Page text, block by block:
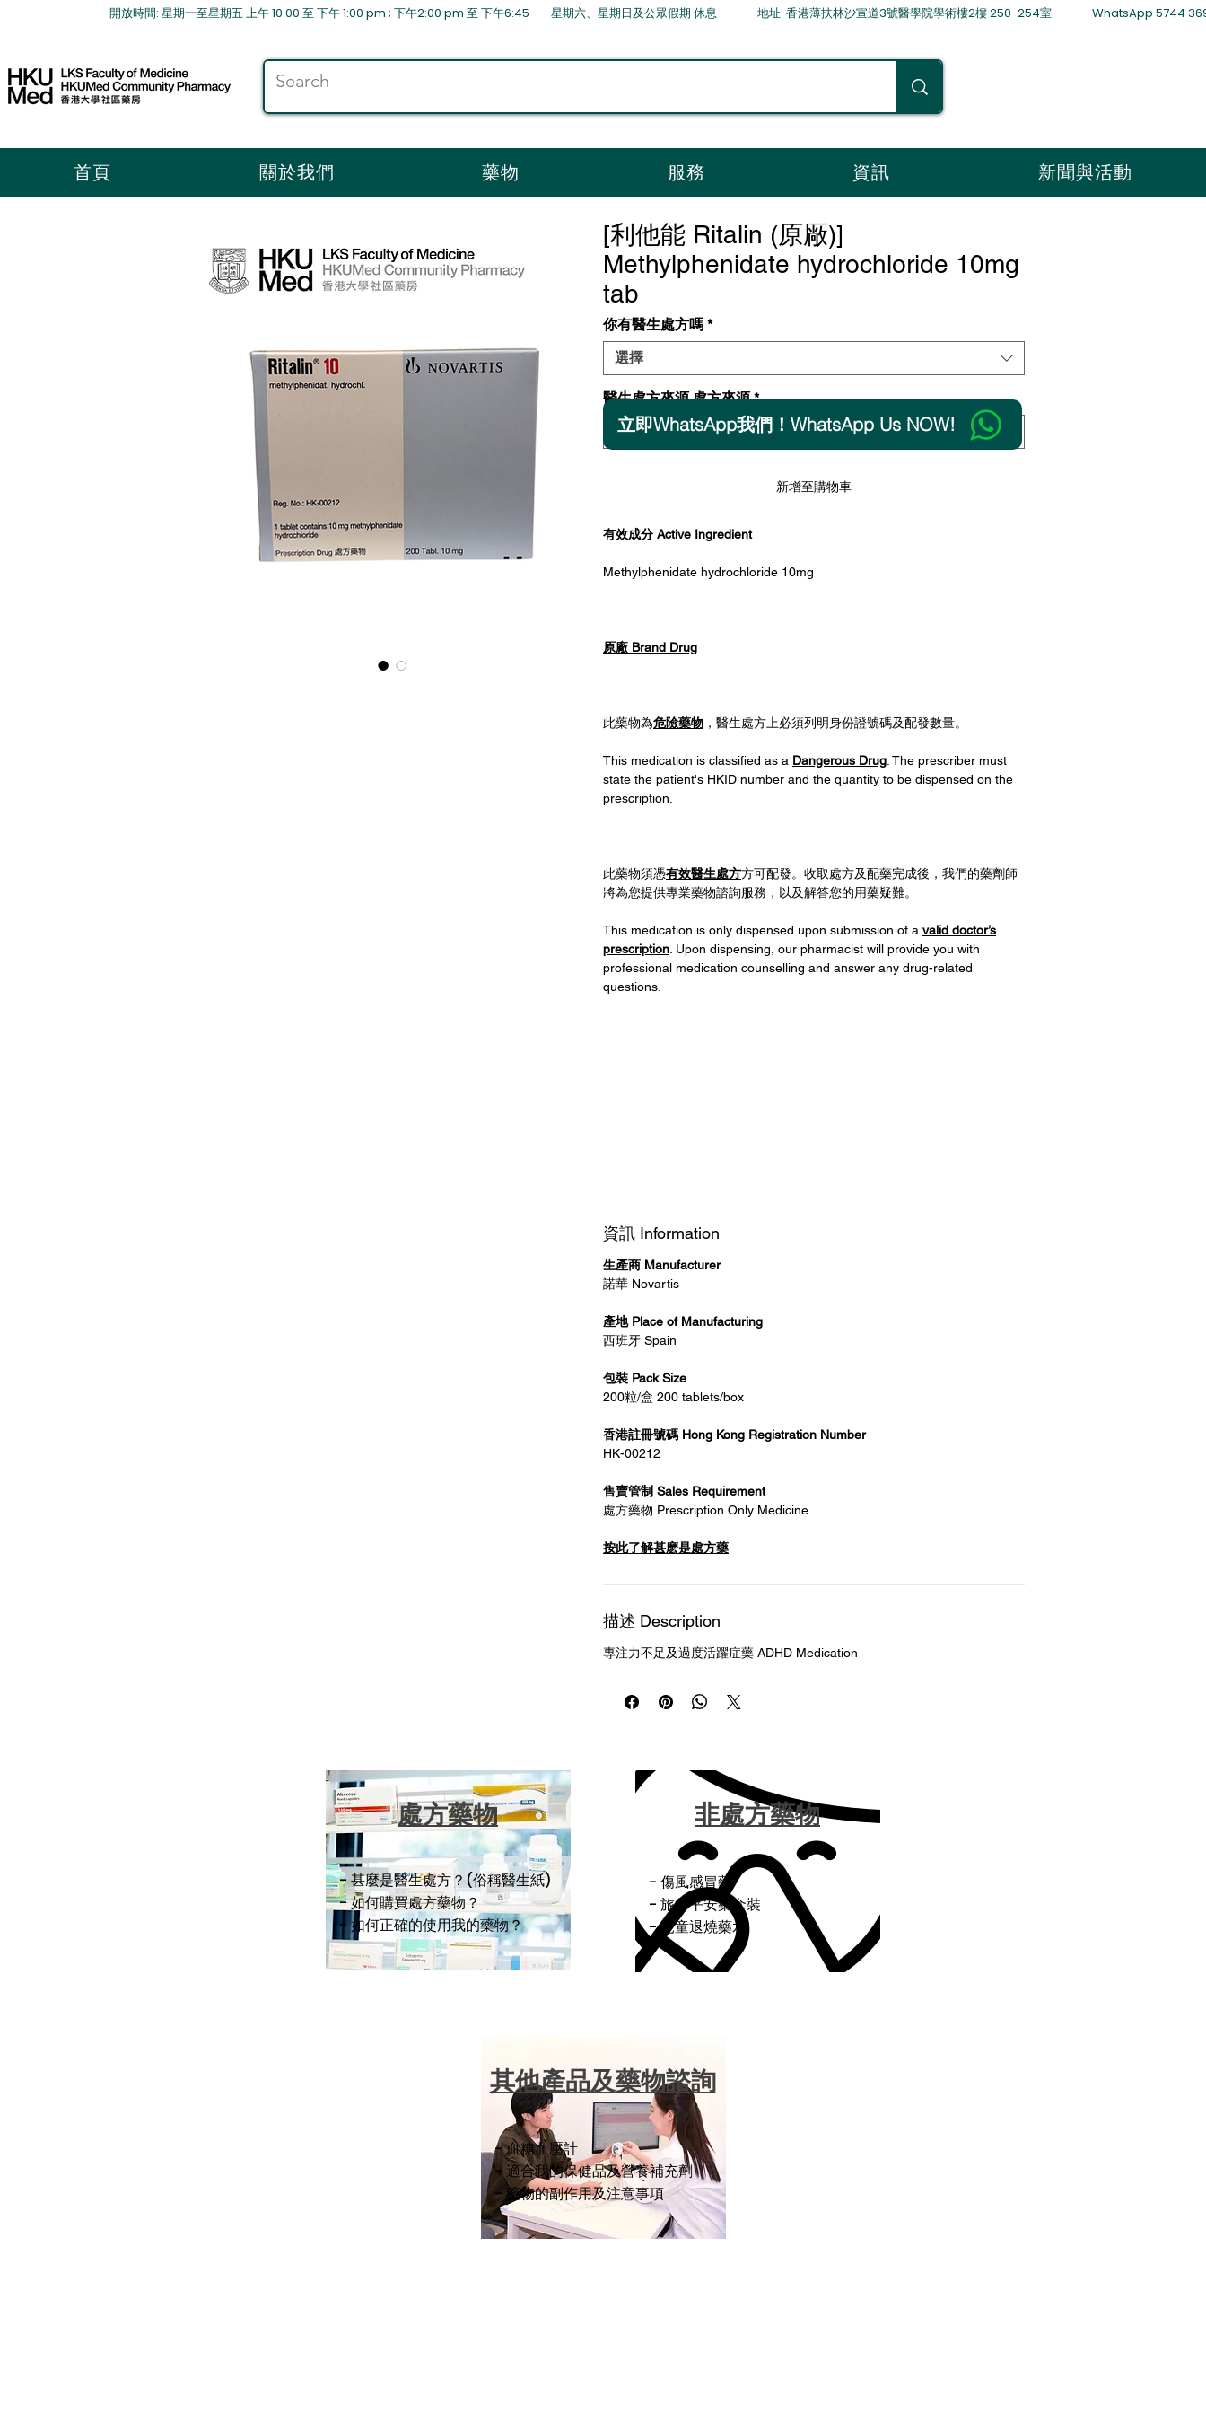
時間: 星期一至星期五 上午 10:00 至 下午 1:00 pm ; 下午2:00 pm 至 下午6:45 星期六、星期日及公眾假期 ​休息 地址: 香港薄扶林沙宣道3號醫學院學術樓2樓 250-254室 WhatsApp 5744
首頁 關於我們 藥物 服務 資訊 新聞與活動
[利他能 Ritalin (原厰)]
Methylphenidate hydrochloride 10mg
tab
你有醫生處方嗎 *
選擇
醫生處方來源 處方來源 *
選擇
新增至購物車
有效成分 Active Ingredient
Methylphenidate hydrochloride 10mg
原廠 Brand Drug
此藥物為危險藥物 ，醫生處方上必須列明身份證號碼及配發數量。
This medication is classified as a Dangerous Drug . The prescriber must
state the patient's HKID number and the quantity to be dispensed on the
prescription.
此藥物須憑有效醫生處方方可配發。收取處方及配藥完成後，我們的藥劑師
將為您提供專業藥物諮詢服務，以及解答您的用藥疑難。
This medication is only dispensed upon submission of a valid doctor’s
prescription . Upon dispensing, our pharmacist will provide you with
professional medication counselling and answer any drug-related
questions.
資訊 Information
生產商 Manufacturer
諾華 Novartis
產地 Place of Manufacturing
西班牙 Spain
包裝 Pack Size
200粒/盒 200 tablets/box
香港註冊號碼 Hong Kong Registration Number
HK-00212
售賣管制 Sales Requirement
處方藥物 Prescription Only Medicine
按此了解甚麽是處方藥
描述 Description
專注力不足及過度活躍症藥 ADHD Medication
立即WhatsApp我們！WhatsApp Us NOW!
處方藥物
- 甚麼是醫生處方？(俗稱醫生紙)
- 如何購買處方藥物？
- 如何正確的使用我的藥物？
非處方藥物
- 傷風感冒藥
- 旅行平安藥套裝
- 兒童退燒藥水
​其他產品及藥物諮詢
- 血糖血壓計
- 適合我的保健品及營養補充劑
- 藥物的副作用及注意事項